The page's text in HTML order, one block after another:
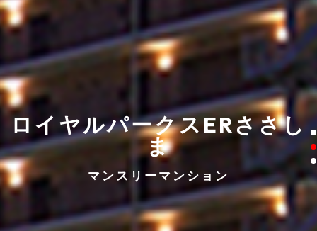
ロイヤルパークスERささし
ま
マンスリーマンション